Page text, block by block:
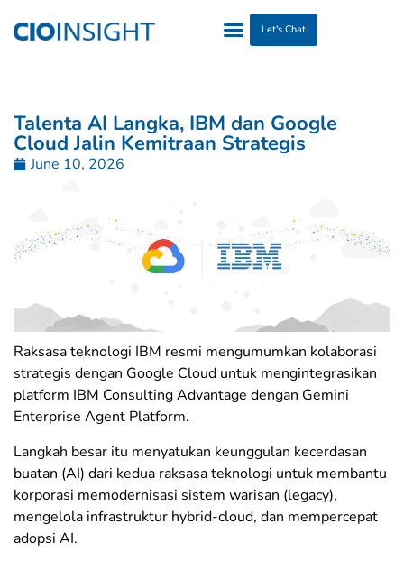
Let's Chat
Talenta AI Langka, IBM dan Google
Cloud Jalin Kemitraan Strategis
June 10, 2026
Raksasa teknologi IBM resmi mengumumkan kolaborasi
strategis dengan Google Cloud untuk mengintegrasikan
platform IBM Consulting Advantage dengan Gemini
Enterprise Agent Platform.
Langkah besar itu menyatukan keunggulan kecerdasan
buatan (AI) dari kedua raksasa teknologi untuk membantu
korporasi memodernisasi sistem warisan (legacy),
mengelola infrastruktur hybrid-cloud, dan mempercepat
adopsi AI.